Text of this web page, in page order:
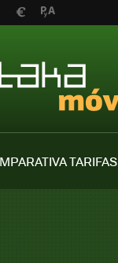
TARIFAS